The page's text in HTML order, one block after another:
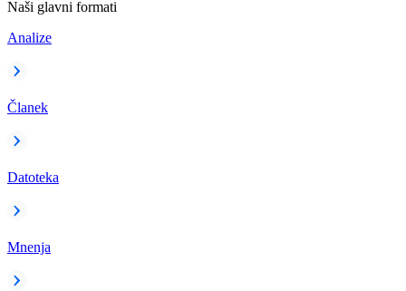
Naši glavni formati
Analize
Članek
Datoteka
Mnenja